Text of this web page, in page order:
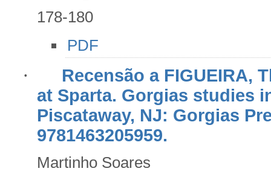
178-180
PDF
·
Recensão a FIGUEIRA,
at Sparta. Gorgias studies
Piscataway, NJ: Gorgias
9781463205959.
Martinho Soares